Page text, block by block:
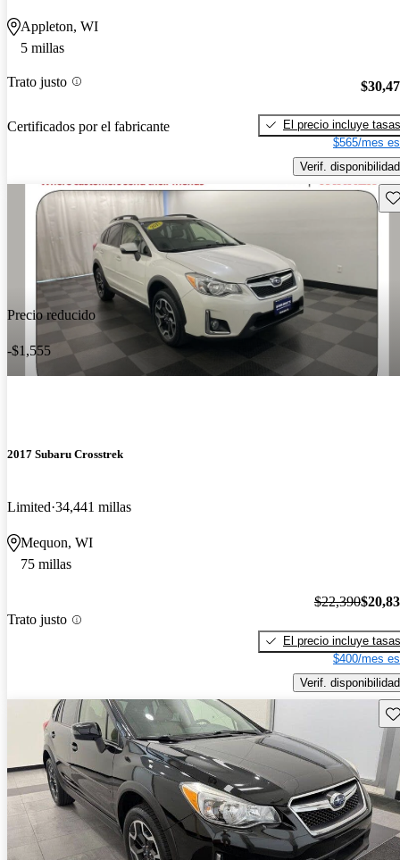
Appleton, WI
5 millas
Trato justo
Certificados por el fabricante
El precio incluye tasas
$565/mes
Verif. disponibilidad
Precio reducido
-$1,555
2017 Subaru Crosstrek
Limited 34,441 millas
Mequon, WI
75 millas
Trato justo
$22,390
El precio incluye tasas
$400/mes
Verif. disponibilidad